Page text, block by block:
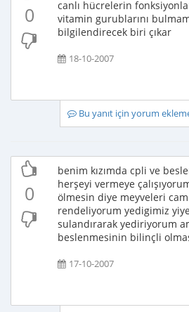
0
canlı hücrelerin
vitamin gurublarını
bilgilendirecek biri çıkar
18-10-2007
Bu yanıt için yorum
0
benim kızımda cpli ve
herşeyi vermeye
ölmesin diye meyveleri
rendeliyorum yedigimiz
sulandırarak yediriyorum
beslenmesinin bilinçli
17-10-2007